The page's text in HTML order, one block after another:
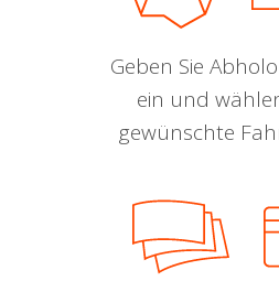
Geben Sie
ein und
gewünschte